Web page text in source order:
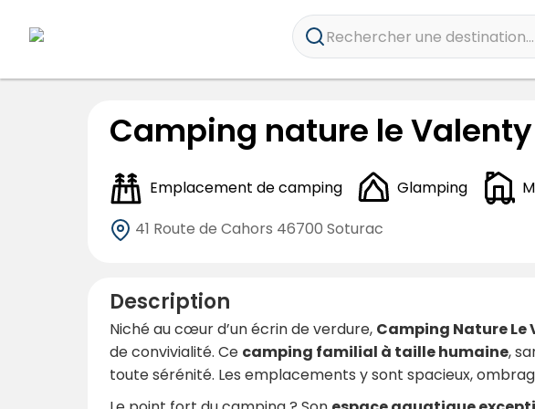
Rechercher une destination...
Camping nature le Valenty
Emplacement de camping Glamping
41 Route de Cahors 46700 Soturac
Description
Niché au cœur d’un écrin de verdure, Camping Nature Le
de convivialité. Ce camping familial à taille humaine,
toute sérénité. Les emplacements y sont spacieux,